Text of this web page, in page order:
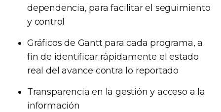
dependencia, para facilitar el seguimiento
y control
Gráficos de Gantt para cada programa, a
fin de identificar rápidamente el estado
real del avance contra lo reportado
Transparencia en la gestión y acceso a la
información